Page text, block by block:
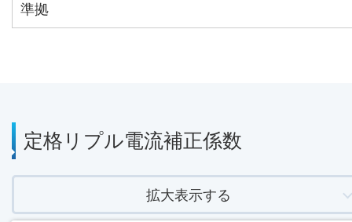
準拠
定格リプル電流補正係数
拡大表示する